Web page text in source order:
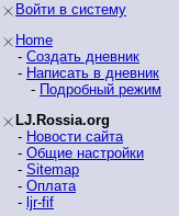
Войти в систему
Home
- Создать дневник
- Написать в дневник
- Подробный режим
LJ.Rossia.org
- Новости сайта
- Общие настройки
- Sitemap
- Оплата
- ljr-fif